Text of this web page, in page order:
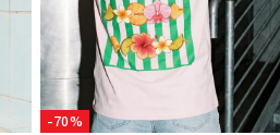
-70%